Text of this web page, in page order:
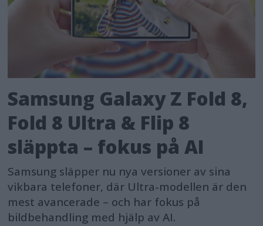
Samsung Galaxy Z Fold 8,
Fold 8 Ultra & Flip 8
släppta – fokus på AI
Samsung släpper nu nya versioner av sina
vikbara telefoner, där Ultra-modellen är den
mest avancerade – och har fokus på
bildbehandling med hjälp av AI.